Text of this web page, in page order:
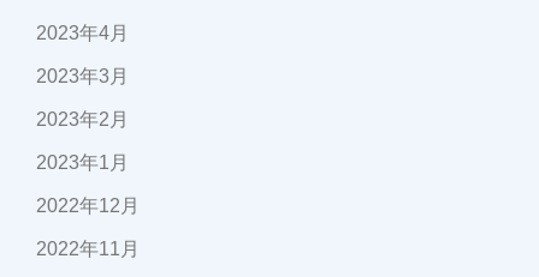
2023年4月
2023年3月
2023年2月
2023年1月
2022年12月
2022年11月